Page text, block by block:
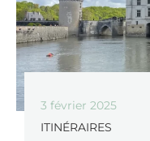
3 février 2025
ITINÉRAIRES